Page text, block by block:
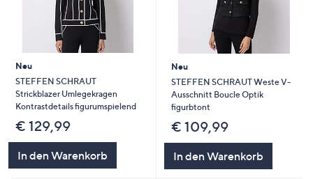
Neu
STEFFEN SCHRAUT
Strickblazer Umlegekragen
Kontrastdetails figurumspielend
€ 129,99
In den Warenkorb
Neu
STEFFEN SCHRAUT Weste V-
Ausschnitt Boucle Optik
figurbtont
€ 109,99
In den Warenkorb